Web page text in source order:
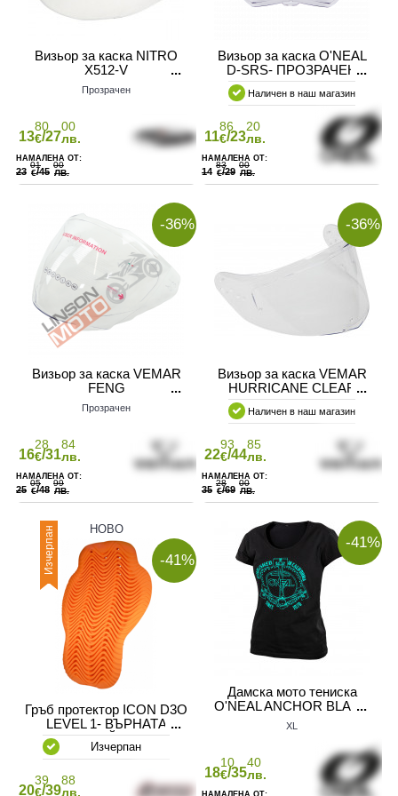
НА МОТОР
Визьор за каска NITRO
X512-V
Прозрачен
13
80
€/27
00
лв.
23
01
€/45
00
ЛВ.
Визьор за каска O'NEAL
D-SRS- ПРОЗРАЧЕН
Наличен в наш магазин
11
86
€/23
20
лв.
14
83
€/29
00
ЛВ.
-36%
Визьор за каска VEMAR
FENG
Прозрачен
16
28
€/31
84
лв.
25
05
€/48
99
ЛВ.
-36%
Визьор за каска VEMAR
HURRICANE CLEAR
Наличен в наш магазин
22
93
€/44
85
лв.
35
28
€/69
00
ЛВ.
Изчерпан НОВО
-41%
Гръб протектор ICON D3O
LEVEL 1- ВЪРНАТА
БРОЙКА
Изчерпан
20
39
€/39
88
лв.
-41%
Дамска мото тениска
O'NEAL ANCHOR BLACK
XL
18
10
€/35
40
лв.